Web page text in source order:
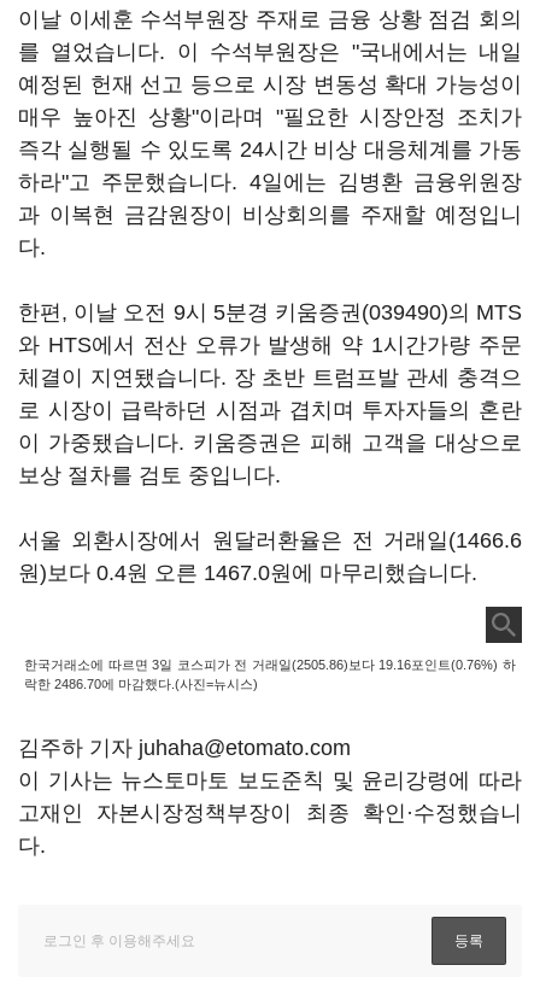
이날 이세훈 수석부원장 주재로 금융 상황 점검 회의
를 열었습니다. 이 수석부원장은 "국내에서는 내일
예정된 헌재 선고 등으로 시장 변동성 확대 가능성이
매우 높아진 상황"이라며 "필요한 시장안정 조치가
즉각 실행될 수 있도록 24시간 비상 대응체계를 가동
하라"고 주문했습니다. 4일에는 김병환 금융위원장
과 이복현 금감원장이 비상회의를 주재할 예정입니
다.
한편, 이날 오전 9시 5분경 키움증권(039490)의 MTS
와 HTS에서 전산 오류가 발생해 약 1시간가량 주문
체결이 지연됐습니다. 장 초반 트럼프발 관세 충격으
로 시장이 급락하던 시점과 겹치며 투자자들의 혼란
이 가중됐습니다. 키움증권은 피해 고객을 대상으로
보상 절차를 검토 중입니다.
서울 외환시장에서 원달러환율은 전 거래일(1466.6
원)보다 0.4원 오른 1467.0원에 마무리했습니다.
한국거래소에 따르면 3일 코스피가 전 거래일(2505.86)보다 19.16포인트(0.76%) 하
락한 2486.70에 마감했다.(사진=뉴시스)
김주하 기자 juhaha@etomato.com
이 기사는 뉴스토마토 보도준칙 및 윤리강령에 따라
고재인 자본시장정책부장이 최종 확인·수정했습니
다.